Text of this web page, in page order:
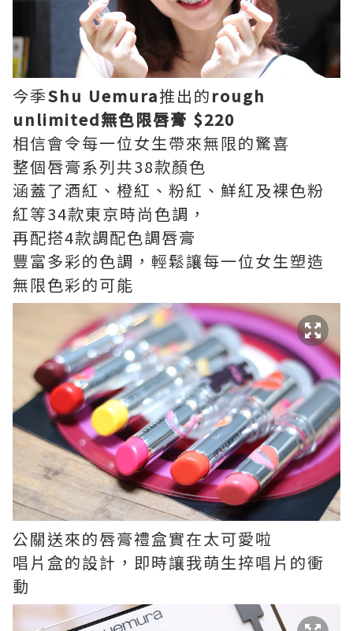
今季Shu Uemura推出的rough
unlimited無色限唇膏 $220
相信會令每一位女生帶來無限的驚喜
整個唇膏系列共38款顏色
涵蓋了酒紅、橙紅、粉紅、鮮紅及裸色粉
紅等34款東京時尚色調，
再配搭4款調配色調唇膏
豐富多彩的色調，輕鬆讓每一位女生塑造
無限色彩的可能
公關送來的唇膏禮盒實在太可愛啦
唱片盒的設計，即時讓我萌生捽唱片的衝
動